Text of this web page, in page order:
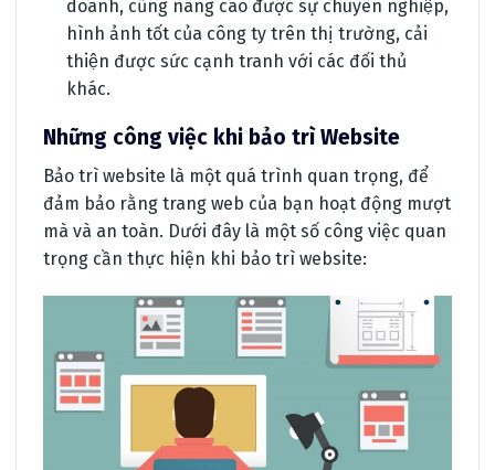
doanh, cũng nâng cao được sự chuyên nghiệp,
hình ảnh tốt của công ty trên thị trường, cải
thiện được sức cạnh tranh với các đối thủ
khác.
Những công việc khi bảo trì Website
Bảo trì website là một quá trình quan trọng, để
đảm bảo rằng trang web của bạn hoạt động mượt
mà và an toàn. Dưới đây là một số công việc quan
trọng cần thực hiện khi bảo trì website: